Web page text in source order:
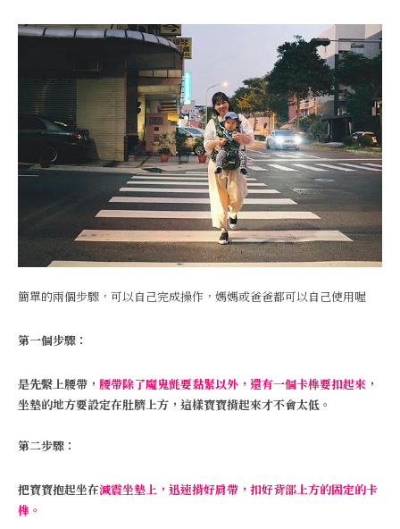
簡單的兩個步驟，可以自己完成操作，媽媽或爸爸都可以自己使用喔
第一個步驟：
是先繫上腰帶， 腰帶除了魔鬼氈要黏緊以外，還有一個卡榫要扣起來 ，
坐墊的地方要設定在肚臍上方，這樣寶寶揹起來才不會太低。
第二步驟：
把寶寶抱起坐在減震坐墊上，迅速揹好肩帶，扣好背部上方的固定的卡
榫。